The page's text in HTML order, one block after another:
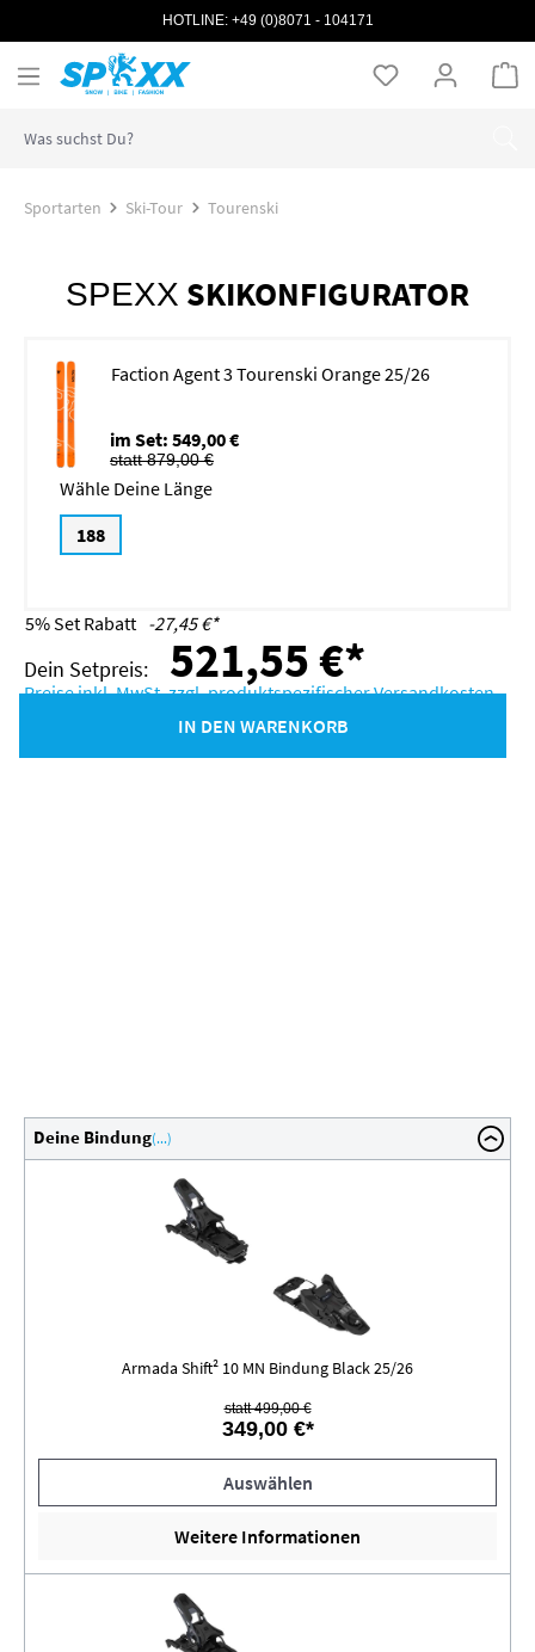
Zum Hauptinhalt springen
HOTLINE: +49 (0)8071 - 104171
Sportarten Ski-Tour Tourenski
Deine Bindung(...)
Armada Shift² 10 MN Bindung Black 25/26
statt 499,00 €
349,00 €*
Auswählen
Weitere Informationen
SPEXX SKIKONFIGURATOR
Faction Agent 3 Tourenski Orange 25/26
im Set: 549,00 €
statt 879,00 €
Länge
188
5% Set Rabatt -27,45 €*
521,55 €*
Preise inkl. MwSt. zzgl. produktspezifischer Versandkosten
IN DEN WARENKORB